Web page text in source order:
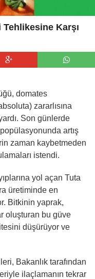
Tehlikesine Karşı
domates
zararlısına
Son günlerde
artış
zaman kaybetmeden
istendi.
yol açan Tuta
üretiminde en
Bitkinin yaprak,
oluşturan bu güve
düşürüyor ve
Bakanlık tarafından
ilaçlamanın tekrar